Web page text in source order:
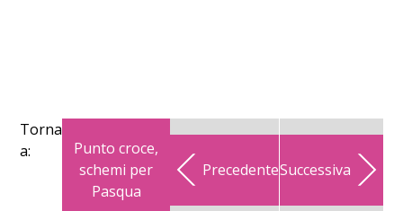
Torna
a:
Punto croce,
schemi per
Pasqua
PrecedenteSuccessiva